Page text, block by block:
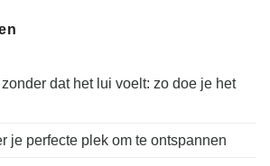
dat het lui voelt: zo doe je het
je perfecte plek om te ontspannen